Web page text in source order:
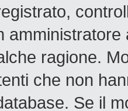
ragione.
che non
Se il